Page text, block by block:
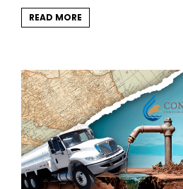
READ MORE